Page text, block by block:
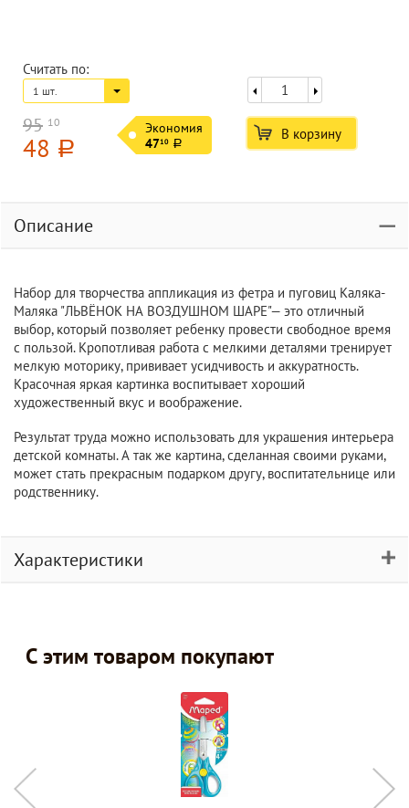
Считать по:
1 шт.
95 10
48 a
Экономия
4710 a
В корзину
Описание
Набор для творчества аппликация из фетра и пуговиц Каляка-
Маляка "ЛЬВЁНОК НА ВОЗДУШНОМ ШАРЕ"— это отличный
выбор, который позволяет ребенку провести свободное время
с пользой. Кропотливая работа с мелкими деталями тренирует
мелкую моторику, прививает усидчивость и аккуратность.
Красочная яркая картинка воспитывает хороший
художественный вкус и воображение.
Результат труда можно использовать для украшения интерьера
детской комнаты. А так же картина, сделанная своими руками,
может стать прекрасным подарком другу, воспитательнице или
родственнику.
Характеристики
С этим товаром покупают